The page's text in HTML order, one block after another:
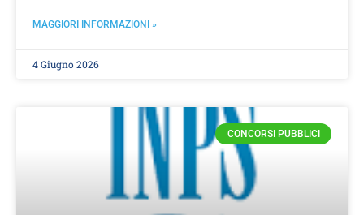
MAGGIORI INFORMAZIONI »
4 Giugno 2026
CONCORSI PUBBLICI